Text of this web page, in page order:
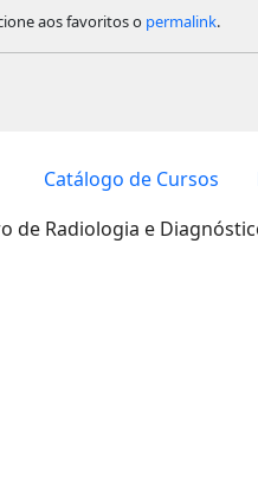
aos favoritos o permalink.
Catálogo de Cursos
de Radiologia e